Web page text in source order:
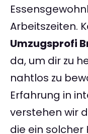
Arbeitszeiten.
Umzugsprofi
da, um dir zu
nahtlos zu
Erfahrung in
verstehen wir
die ein solcher